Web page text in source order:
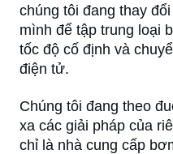
chúng tôi đang thay
mình để tập trung loại
tốc độ cố định và
điện tử.
Chúng tôi đang theo
xa các giải pháp của
chỉ là nhà cung cấp